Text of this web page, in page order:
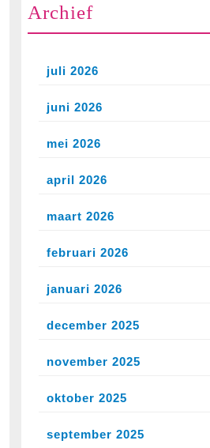
Archief
juli 2026
juni 2026
mei 2026
april 2026
maart 2026
februari 2026
januari 2026
december 2025
november 2025
oktober 2025
september 2025